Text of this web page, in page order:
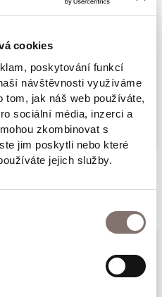
cookies
poskytování funkcí
návštěvnosti využíváme
tom, jak náš web používáte,
sociální média, inzerci a
zkombinovat s
jim poskytli nebo které
jejich služby.
který se od těch
zásadním faktem –
světové válce jako
produkty